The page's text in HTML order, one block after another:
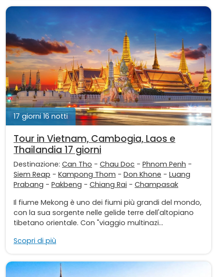
17 giorni 16 notti
Tour in Vietnam, Cambogia, Laos e
Thailandia 17 giorni
Destinazione: Can Tho - Chau Doc - Phnom Penh -
Siem Reap - Kampong Thom - Don Khone - Luang
Prabang - Pakbeng - Chiang Rai - Champasak
Il fiume Mekong è uno dei fiumi più grandi del mondo,
con la sua sorgente nelle gelide terre dell'altopiano
tibetano orientale. Con "viaggio multinazi...
Scopri di più